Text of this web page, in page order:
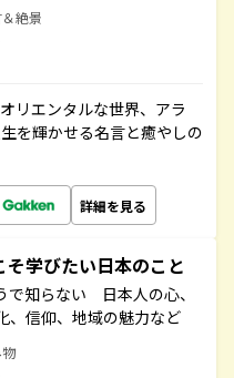
絶景
リエンタルな世界、アラ
を輝かせる名言と癒やしの
詳細を見る
学びたい日本のこと
で知らない 日本人の心、
、信仰、地域の魅力など